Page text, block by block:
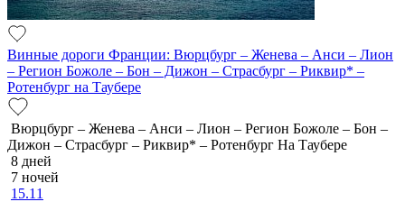
Винные дороги Франции: Вюрцбург – Женева – Анси – Лион
– Регион Божоле – Бон – Дижон – Страсбург – Риквир* –
Ротенбург на Таубере
Вюрцбург – Женева – Анси – Лион – Регион Божоле – Бон –
Дижон – Страсбург – Риквир* – Ротенбург На Таубере
8 дней
7 ночей
15.11